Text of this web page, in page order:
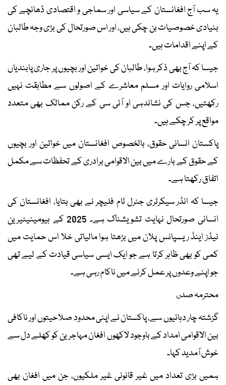
یہ سب آج افغانستان کے سیاسی اور سماجی و اقتصادی ڈھانچے کی
بنیادی خصوصیات بن چکی ہیں، اور اس صورتحال کی بڑی وجہ طالبان
کے اپنے اقدامات ہیں۔
جیسا کہ آج بھی ذکر ہوا، طالبان کی خواتین اور بچیوں پر جاری پابندیاں
اسلامی روایات اور مسلم معاشرے کے اصولوں سے مطابقت نہیں
رکھتیں، جس کی نشاندہی او آئی سی کے رکن ممالک بھی متعدد
مواقع پر کر چکے ہیں۔
پاکستان انسانی حقوق، بالخصوص افغانستان میں خواتین اور بچیوں
کے حقوق کے بارے میں بین الاقوامی برادری کے تحفظات سے مکمل
اتفاق رکھتا ہے۔
جیسا کہ انڈر سیکرٹری جنرل ٹام فلیچر نے بھی بتایا، افغانستان کی
انسانی صورتحال نہایت تشویشناک ہے۔ 2025 کے ہیومینیٹیرین
نیڈز اینڈ ریسپانس پلان میں بڑھتا ہوا مالیاتی خلا اس حمایت میں
کمی کو بھی ظاہر کرتا ہے جو ایک ایسی سیاسی قیادت کے لیے تھی
جو اپنے وعدوں پر عمل کرنے میں ناکام رہی ہے۔
محترمہ صدر،
گزشتہ چار دہائیوں سے، پاکستان نے اپنی محدود صلاحیتوں اور ناکافی
بین الاقوامی امداد کے باوجود لاکھوں افغان مہاجرین کو کھلے دل سے
خوش آمدید کہا۔
ہمیں بڑی تعداد میں غیر قانونی غیر ملکیوں، جن میں افغان بھی